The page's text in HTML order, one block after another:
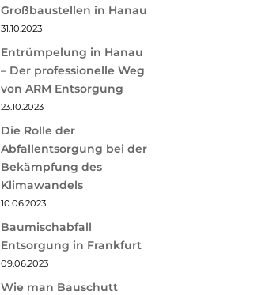
Großbaustellen in Hanau
31.10.2023
Entrümpelung in Hanau
– Der professionelle Weg
von ARM Entsorgung
23.10.2023
Die Rolle der
Abfallentsorgung bei der
Bekämpfung des
Klimawandels
10.06.2023
Baumischabfall
Entsorgung in Frankfurt
09.06.2023
Wie man Bauschutt